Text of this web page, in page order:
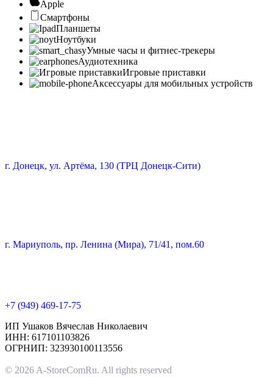
Apple
Смартфоны
Планшеты
Ноутбуки
Умные часы и фитнес-трекеры
Аудиотехника
Игровые приставки
Аксессуары для мобильных устройств
г. Донецк, ул. Артёма, 130 (ТРЦ Донецк-Сити)
г. Мариуполь, пр. Ленина (Мира), 71/41, пом.60
+7 (949) 469-17-75
ИП Ушаков Вячеслав Николаевич
ИНН: 617101103826
ОГРНИП: 323930100113556
© 2026 A-StoreComRu. All rights reserved